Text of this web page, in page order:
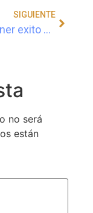
SIGUIENTE
Como tener exito segun tu
no será
están